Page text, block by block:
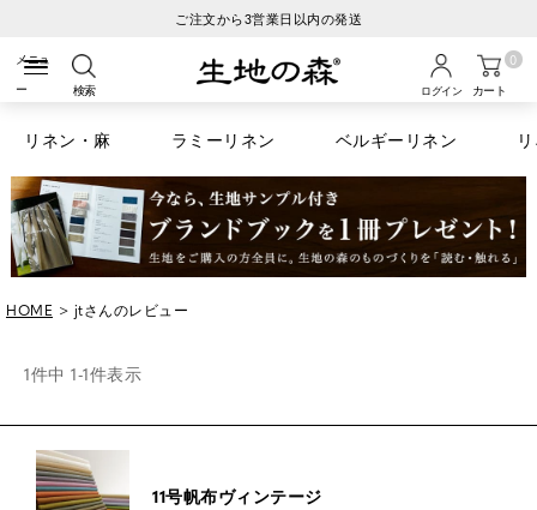
ご注文から3営業日以内の発送
検索 ログイン カート
0
リネン・麻 ラミーリネン ベルギーリネン
HOME jtさんのレビュー
1件中 1-1件表示
11号帆布ヴィンテージ